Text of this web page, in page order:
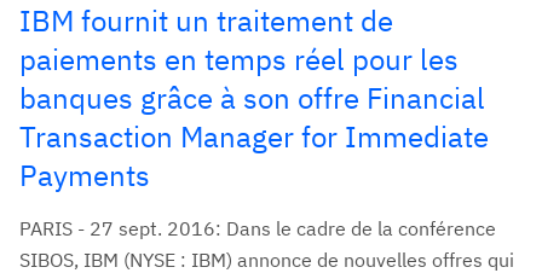
IBM fournit un traitement de
paiements en temps réel pour les
banques grâce à son offre Financial
Transaction Manager for Immediate
Payments
PARIS - 27 sept. 2016: Dans le cadre de la conférence
SIBOS, IBM (NYSE : IBM) annonce de nouvelles offres qui